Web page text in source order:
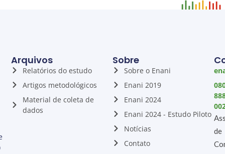
Sobre
Sobre o Enani
Enani 2019
Enani 2024
Enani 2024 - Estudo Piloto
Notícias
Contato
Arquivos
Relatórios do estudo
Artigos metodológicos
Material de coleta de
dados
de